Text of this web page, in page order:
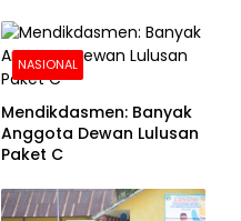
NASIONAL
Mendikdasmen: Banyak
Anggota Dewan Lulusan
Paket C